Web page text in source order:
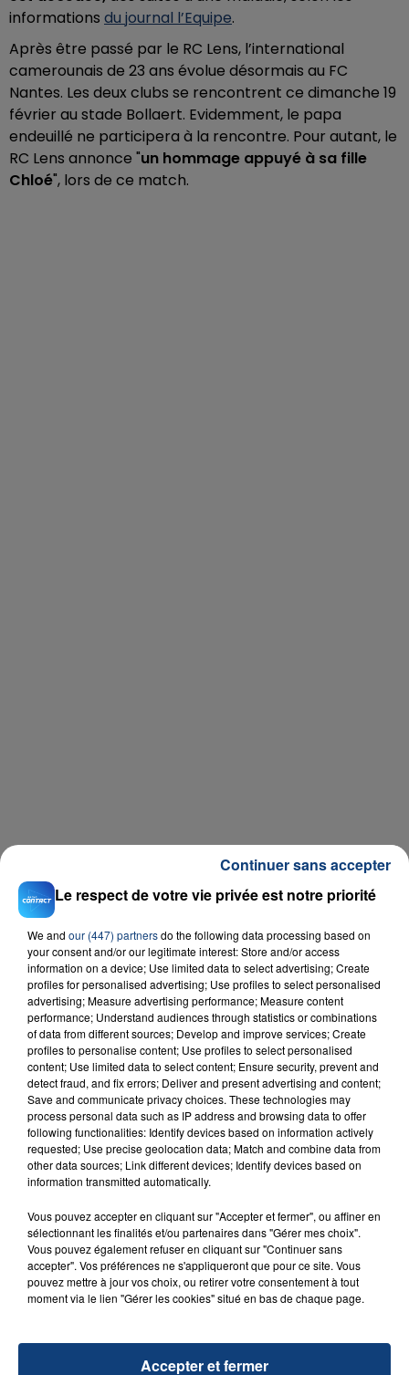
informations du journal l’Equipe.
Après être passé par le RC Lens, l’international
camerounais de 23 ans évolue désormais au FC
Nantes. Les deux clubs se rencontrent ce dimanche 19
février au stade Bollaert. Evidemment, le papa
endeuillé ne participera à la rencontre. Pour autant, le
RC Lens annonce "un hommage appuyé à sa fille
Chloé", lors de ce match.
Sur La Piste
EVA
RADIO CONTACT
FIL D'ACTU
23 juillet 2026
SON BÉBÉ ENTRE LA VIE ET LA...
Un homme s'est immolé par le feu après avoir
Le respect de votre vie privée est notre priorité
We and our (447) partnersdo the following data processing based on
your consent and/or our legitimate interest: Store and/or access
information on a device; Use limited data to select advertising; Create
profiles for personalised advertising; Use profiles to select personalised
advertising; Measure advertising performance; Measure content
performance; Understand audiences through statistics or combinations
of data from different sources; Develop and improve services; Create
profiles to personalise content; Use profiles to select personalised
content; Use limited data to select content; Ensure security, prevent and
detect fraud, and fix errors; Deliver and present advertising and content;
Save and communicate privacy choices. These technologies may
process personal data such as IP address and browsing data to offer
following functionalities: Identify devices based on information actively
requested; Use precise geolocation data; Match and combine data from
other data sources; Link different devices; Identify devices based on
information transmitted automatically.
Vous pouvez accepter en cliquant sur "Accepter et fermer", ou affiner en
sélectionnant les finalités et/ou partenaires dans "Gérer mes choix".
Vous pouvez également refuser en cliquant sur "Continuer sans
accepter". Vos préférences ne s'appliqueront que pour ce site. Vous
pouvez mettre à jour vos choix, ou retirer votre consentement à tout
moment via le lien "Gérer les cookies" situé en bas de chaque page.
Accepter et fermer
Continuer sans accepter